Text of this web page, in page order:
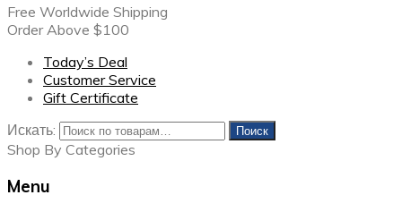
Free Worldwide Shipping
Order Above $100
Today’s Deal
Customer Service
Gift Certificate
Искать:
Поиск
Shop By Categories
Menu